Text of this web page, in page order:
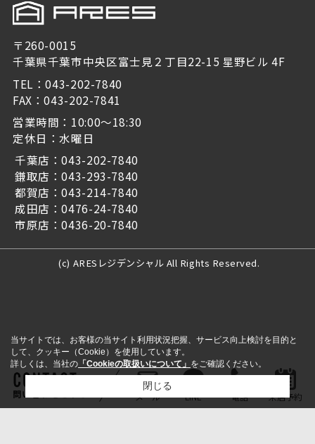
〒260-0015
千葉県千葉市中央区富士見２丁目22-15 星野ビル 4F
TEL：043-202-7840
FAX：043-202-7841
営業時間：10:00～18:30
定休日：水曜日
千葉店：043-202-7840
鎌取店：043-293-7840
都賀店：043-214-7840
成田店：0476-24-7840
市原店：0436-20-7840
(c) ARESレジデンシャル All Rights Reserved.
問い合わせをする メール LINE 電話 来店予約
当サイトでは、お客様の当サイト利用状況把握、サービス向上検討を目的と
して、クッキー（Cookie）を使用しています。
詳しくは、当社の 「Cookieの取扱いについて」 をご確認ください。
閉じる